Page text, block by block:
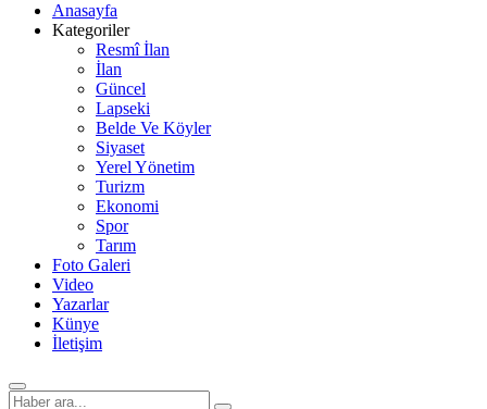
Anasayfa
Kategoriler
Resmî İlan
İlan
Güncel
Lapseki
Belde Ve Köyler
Siyaset
Yerel Yönetim
Turizm
Ekonomi
Spor
Tarım
Foto Galeri
Video
Yazarlar
Künye
İletişim